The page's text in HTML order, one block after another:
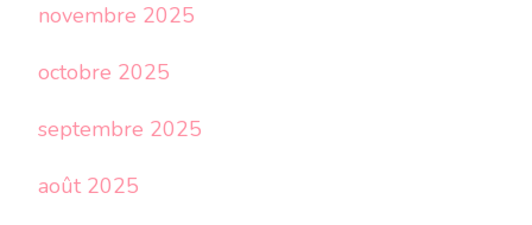
novembre 2025
octobre 2025
septembre 2025
août 2025